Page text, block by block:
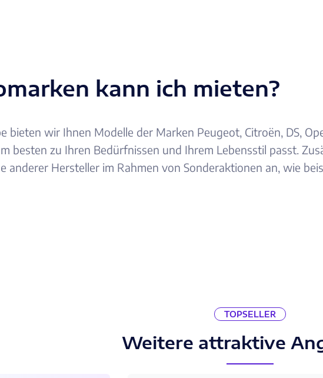
kann ich mieten?
bieten wir Ihnen Modelle der Marken Peugeot, Citroën, DS,
besten zu Ihren Bedürfnissen und Ihrem Lebensstil passt.
anderer Hersteller im Rahmen von Sonderaktionen an, wie
TOPSELLER
Weitere attraktive